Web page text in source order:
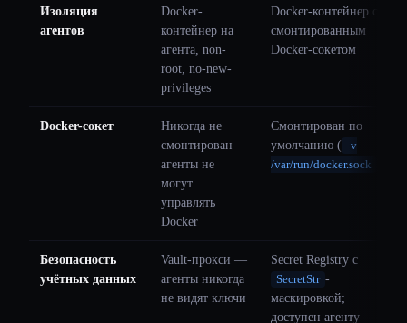
Изоляция
агентов
Docker-
контейнер на
агента, non-
root, no-new-
privileges
Docker-контейнер с
смонтированным
Docker-сокетом
Docker-сокет
Никогда не
смонтирован —
агенты не
могут
управлять
Docker
Смонтирован по
умолчанию ( -v
/var/run/docker.sock
Безопасность
учётных данных
Vault-прокси —
агенты никогда
не видят ключи
Secret Registry с
SecretStr -
маскировкой;
доступен агенту